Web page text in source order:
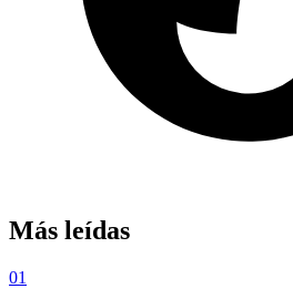
Más leídas
01